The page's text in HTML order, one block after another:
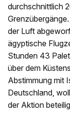
durchschnittlich
der Luft
ägyptische
Stunden 43
über dem
Abstimmung mit
Deutschland,
der Aktion